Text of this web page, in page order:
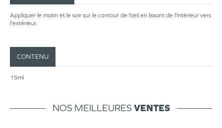
Appliquer le matin et le soir sur le contour de l’œil en lissant de l'intérieur vers
l'extérieur.
CONTENU
15ml
NOS MEILLEURESVENTES